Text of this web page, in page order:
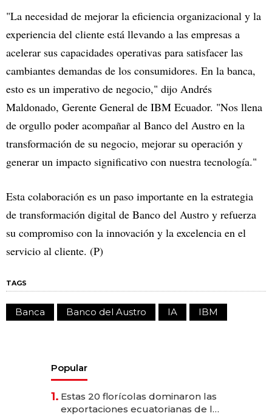
"La necesidad de mejorar la eficiencia organizacional y la
experiencia del cliente está llevando a las empresas a
acelerar sus capacidades operativas para satisfacer las
cambiantes demandas de los consumidores. En la banca,
esto es un imperativo de negocio," dijo Andrés
Maldonado, Gerente General de IBM Ecuador. "Nos llena
de orgullo poder acompañar al Banco del Austro en la
transformación de su negocio, mejorar su operación y
generar un impacto significativo con nuestra tecnología."
Esta colaboración es un paso importante en la estrategia
de transformación digital de Banco del Austro y refuerza
su compromiso con la innovación y la excelencia en el
servicio al cliente. (P)
TAGS
Banca Banco del Austro IA IBM
Popular
1. Estas 20 florícolas dominaron las
exportaciones ecuatorianas de la